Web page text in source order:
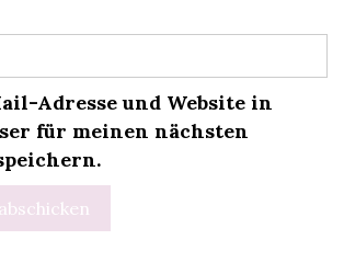
Adresse und Website in
für meinen nächsten